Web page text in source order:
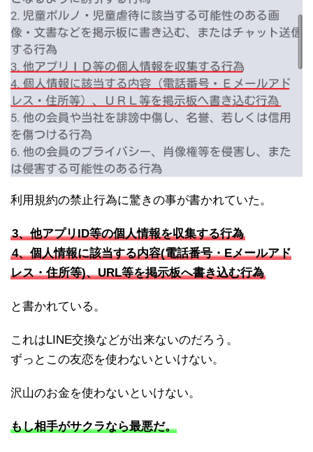
利用規約の禁止行為に驚きの事が書かれていた。
3、他アプリID等の個人情報を収集する行為
4、個人情報に該当する内容(電話番号・Eメールアド
レス・住所等)、URL等を掲示板へ書き込む行為
と書かれている。
これはLINE交換などが出来ないのだろう。
ずっとこの友恋を使わないといけない。
沢山のお金を使わないといけない。
もし相手がサクラなら最悪だ。